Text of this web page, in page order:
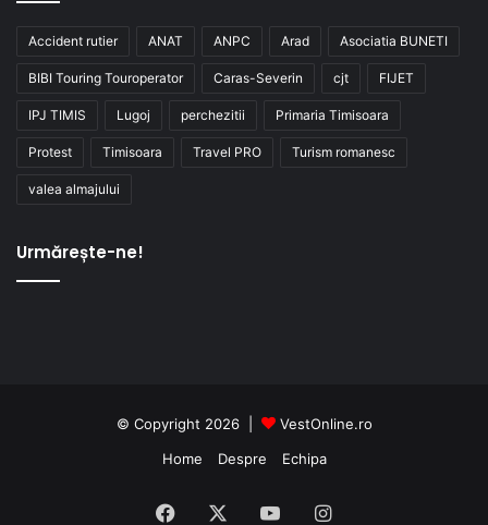
Accident rutier ANAT ANPC Arad Asociatia BUNETI
BIBI Touring Touroperator Caras-Severin cjt FIJET
IPJ TIMIS Lugoj perchezitii Primaria Timisoara
Protest Timisoara Travel PRO Turism romanesc
valea almajului
Urmărește-ne!
© Copyright 2026 |
VestOnline.ro
Home
Despre Echipa
Facebook YouTubeInstagram